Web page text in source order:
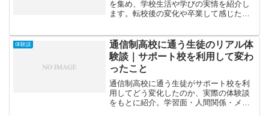
を集め、学校生活や学びの実情を紹介し
ます。転校後の変化や卒業して感じたメ
体験談
通信制高校に通う生徒のリアル体
験談｜サポート校を利用して変わ
ったこと
通信制高校に通う生徒がサポート校を利
用してどう変化したのか、実際の体験談
をもとに紹介。学習面・人間関係・メン